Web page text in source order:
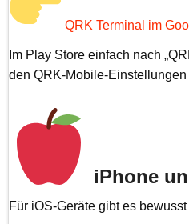
QRK Terminal im
Im Play Store einfach nach
den QRK-Mobile-
iPhone
Für iOS-Geräte gibt es